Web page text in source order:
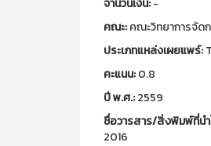
จำนวนเงิน:-
คณะ:คณะวิทยาการจัด
ประเภทแหล่งเผยแพร์:
คะแนน:0.8
ปี พ.ศ.:2559
ชื่อวารสาร/สิ่งพิมพ์ที่น
2016